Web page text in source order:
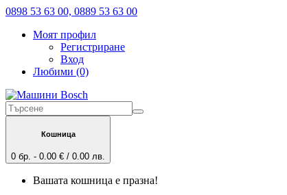
0898 53 63 00, 0889 53 63 00
Моят профил
Регистриране
Вход
Любими (0)
Кошница
0 бр. - 0.00 € / 0.00 лв.
Вашата кошница е празна!